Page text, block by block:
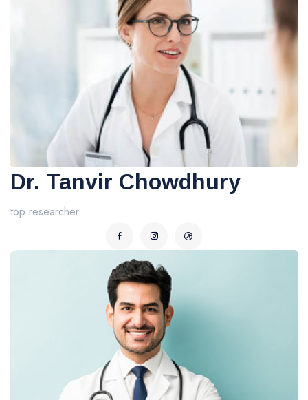
Dr. Tanvir Chowdhury
top researcher